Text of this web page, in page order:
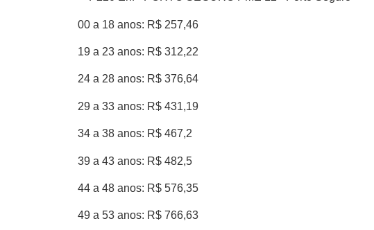
00 a 18 anos: R$ 257,46
19 a 23 anos: R$ 312,22
24 a 28 anos: R$ 376,64
29 a 33 anos: R$ 431,19
34 a 38 anos: R$ 467,2
39 a 43 anos: R$ 482,5
44 a 48 anos: R$ 576,35
49 a 53 anos: R$ 766,63